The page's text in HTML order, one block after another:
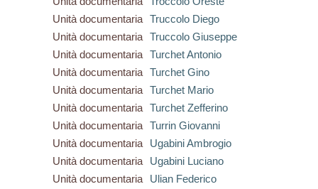
Unità documentaria
Truccolo Diego
Unità documentaria
Truccolo Giuseppe
Unità documentaria
Turchet Antonio
Unità documentaria
Turchet Gino
Unità documentaria
Turchet Mario
Unità documentaria
Turchet Zefferino
Unità documentaria
Turrin Giovanni
Unità documentaria
Ugabini Ambrogio
Unità documentaria
Ugabini Luciano
Unità documentaria
Ulian Federico